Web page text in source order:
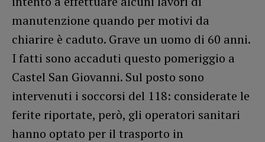
manutenzione quando per motivi da
chiarire è caduto. Grave un uomo di 60 anni.
I fatti sono accaduti questo pomeriggio a
Castel San Giovanni. Sul posto sono
intervenuti i soccorsi del 118: considerate le
ferite riportate, però, gli operatori sanitari
hanno optato per il trasporto in